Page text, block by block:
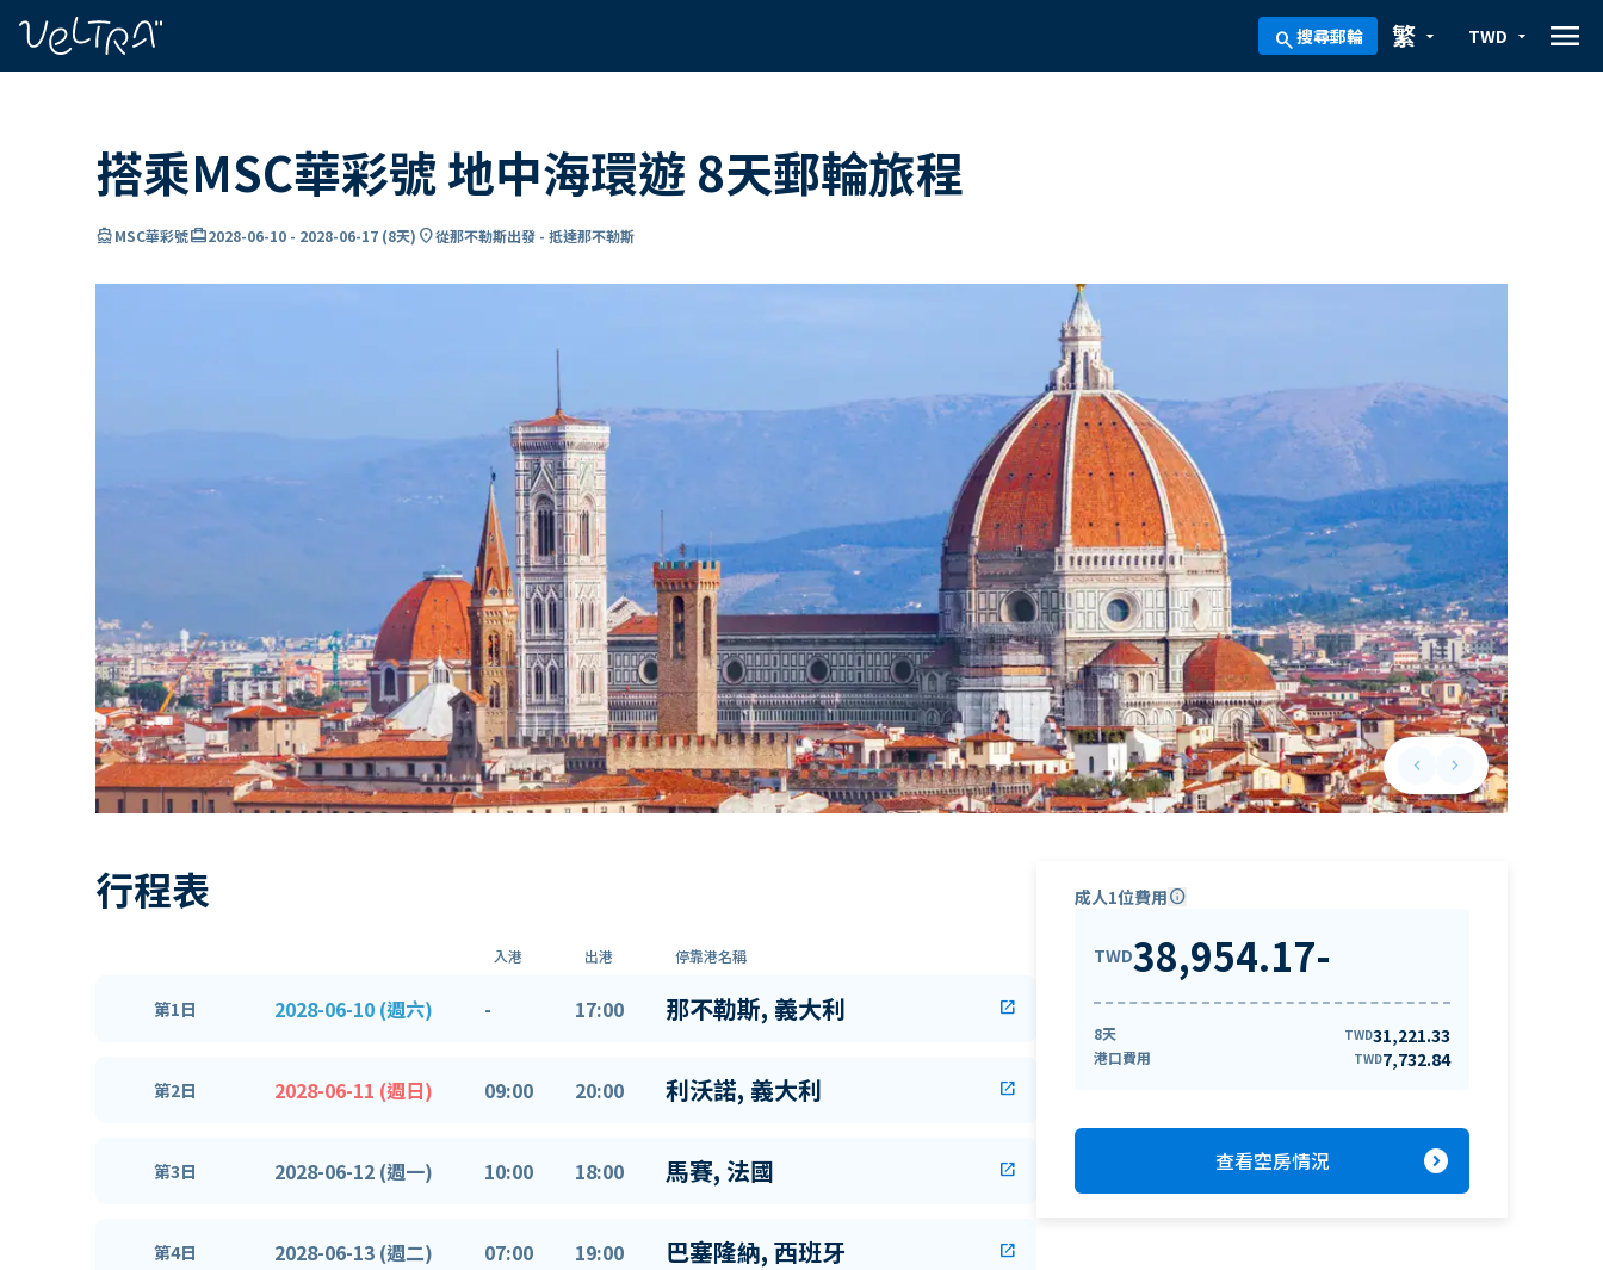
search搜尋郵輪 arrow_drop_down
繁 arrow_drop_down
TWD menu
搭乘MSC華彩號 地中海環遊 8天郵輪旅程
directions_boatMSC華彩號card_travel2028-06-10 - 2028-06-17 (8天) location_on從那不勒斯出發 - 抵達那不勒斯
keyboard_arrow_leftPrevious slide
keyboard_arrow_rightNext slide
行程表
入港 出港 停靠港名稱
第1日 2028-06-10 (週六) - 17:00 那不勒斯, 義大利 open_in_new
第2日 2028-06-11 (週日) 09:00 20:00 利沃諾, 義大利 open_in_new
第3日 2028-06-12 (週一) 10:00 18:00 馬賽, 法國 open_in_new
第4日 2028-06-13 (週二) 07:00 19:00 巴塞隆納, 西班牙 open_in_new
成人1位費用info
TWD38,954.17-
8天 TWD31,221.33
港口費用 TWD7,732.84
查看空房情況 expand_circle_right